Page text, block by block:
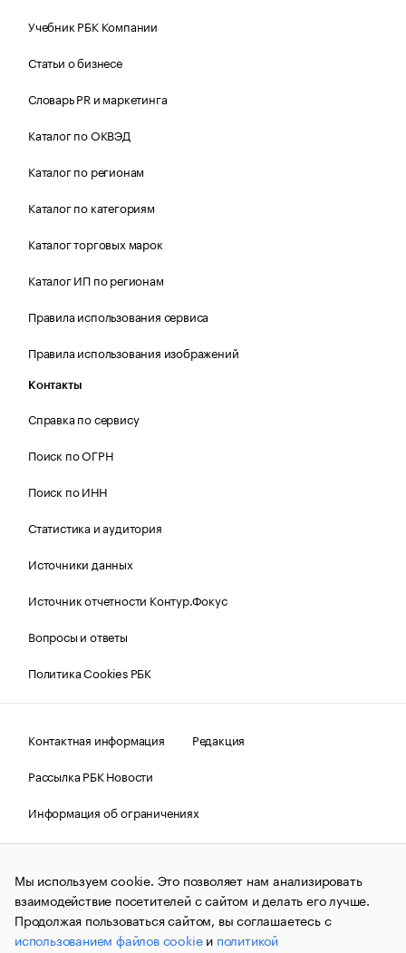
Учебник РБК Компании
Статьи о бизнесе
Словарь PR и маркетинга
Каталог по ОКВЭД
Каталог по регионам
Каталог по категориям
Каталог торговых марок
Каталог ИП по регионам
Правила использования сервиса
Правила использования изображений
Контакты
Справка по сервису
Поиск по ОГРН
Поиск по ИНН
Статистика и аудитория
Источники данных
Источник отчетности Контур.Фокус
Вопросы и ответы
Политика Cookies РБК
Контактная информация
Редакция
Рассылка РБК Новости
Информация об ограничениях
Правовая информация
О соблюдении авторских прав
© АО «РОСБИЗНЕСКОНСАЛТИНГ»,1995–2026.Сообщения
и материалы информационного агентства «РБК»
(зарегистрировано Федеральной службой по надзору в сфере
связи, информационных технологий и массовых
коммуникаций (Роскомнадзор) 09.12.2015 за номером ИА
Мы используем cookie. Это позволяет нам анализировать
взаимодействие посетителей с сайтом и делать его лучше.
Продолжая пользоваться сайтом, вы соглашаетесь с
использованием файлов cookieи политикой